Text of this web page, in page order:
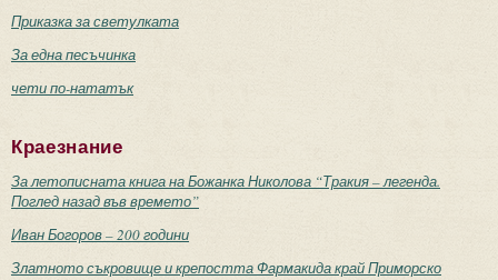
Приказка за светулката
За една песъчинка
чети по-нататък
Краезнание
За летописната книга на Божанка Николова “Тракия – легенда.
Поглед назад във времето”
Иван Богоров – 200 години
Златното съкровище и крепостта Фармакида край Приморско